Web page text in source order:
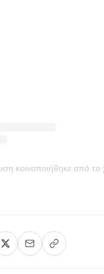
κοινοποιήθηκε από